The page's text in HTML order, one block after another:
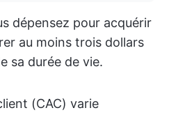
dépensez pour acquérir
au moins trois dollars
sa durée de vie.
(CAC) varie